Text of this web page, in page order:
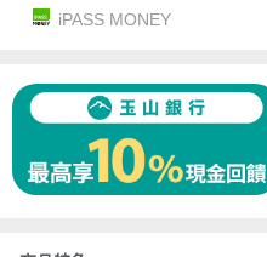
iPASS MONEY